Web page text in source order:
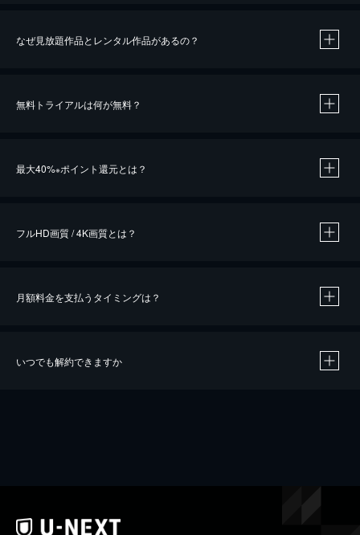
なぜ見放題作品とレンタル作品があるの？
無料トライアルは何が無料？
最大40%※ポイント還元とは？
※40％ポイント還元の対象は、クレジットカード決済による作品の購入 / レンタルです。
フルHD画質 / 4K画質とは？
月額料金を支払うタイミングは？
いつでも解約できますか